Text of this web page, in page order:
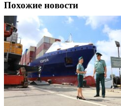
Похожие новости